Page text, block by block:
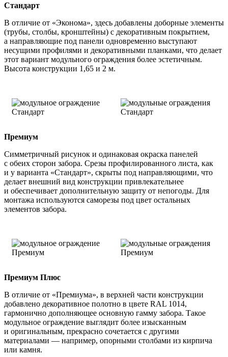
Стандарт
В отличие от «Эконома», здесь добавлены доборные элементы
(трубы, столбы, кронштейны) с декоративным покрытием,
а направляющие под панели одновременно выступают
несущими профилями и декоративными планками, что делает
этот вариант модульного ограждения более эстетичным.
Высота конструкции 1,65 и 2 м.
Премиум
Симметричный рисунок и одинаковая окраска панелей
с обеих сторон забора. Срезы профилированного листа, как
и у варианта «Стандарт», скрыты под направляющими, что
делает внешний вид конструкции привлекательнее
и обеспечивает дополнительную защиту от непогоды. Для
монтажа используются саморезы под цвет остальных
элементов забора.
Премиум Плюс
В отличие от «Премиума», в верхней части конструкции
добавлено декоративное полотно в цвете RAL 1014,
гармонично дополняющее основную гамму забора. Такое
модульное ограждение выглядит более изысканным
и оригинальным, прекрасно сочетается с другими
материалами — например, опорными столбами из кирпича
или камня.